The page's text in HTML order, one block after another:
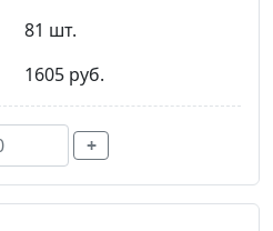
81 шт.
1605 руб.
+